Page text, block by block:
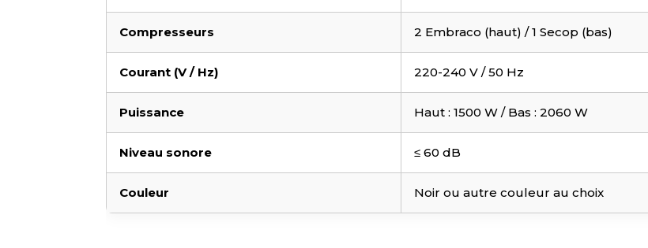
Compresseurs 2 Embraco (haut) / 1 Secop (bas)
Courant (V / Hz) 220-240 V / 50 Hz
Puissance Haut : 1500 W / Bas : 2060 W
Niveau sonore ≤ 60 dB
Couleur Noir ou autre couleur au choix